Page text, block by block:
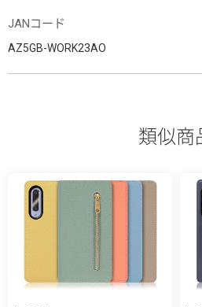
JANコード
AZ5GB-WORK23AO
類似商